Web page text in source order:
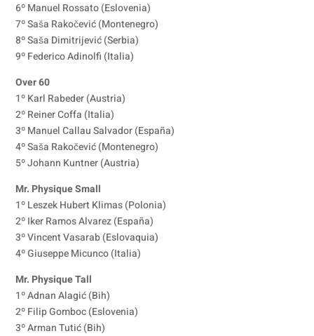
6º Manuel Rossato (Eslovenia)
7º Saša Rakočević (Montenegro)
8º Saša Dimitrijević (Serbia)
9º Federico Adinolfi (Italia)
Over 60
1º Karl Rabeder (Austria)
2º Reiner Coffa (Italia)
3º Manuel Callau Salvador (España)
4º Saša Rakočević (Montenegro)
5º Johann Kuntner (Austria)
Mr. Physique Small
1º Leszek Hubert Klimas (Polonia)
2º Iker Ramos Alvarez (España)
3º Vincent Vasarab (Eslovaquia)
4º Giuseppe Micunco (Italia)
Mr. Physique Tall
1º Adnan Alagić (Bih)
2º Filip Gomboc (Eslovenia)
3º Arman Tutić (Bih)